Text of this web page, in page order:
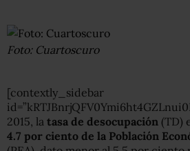
Foto: Cuartoscuro
[contextly_sidebar
2015, la tasa de desocupación (TD)
4.7 por ciento de la Población